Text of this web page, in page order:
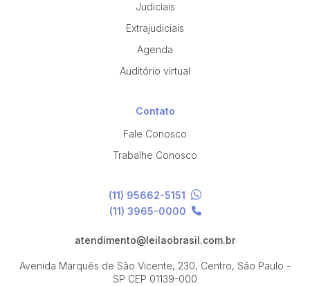
Judiciais
Extrajudiciais
Agenda
Auditório virtual
Contato
Fale Conosco
Trabalhe Conosco
(11) 95662-5151
(11) 3965-0000
atendimento@leilaobrasil.com.br
Avenida Marquês de São Vicente, 230, Centro, São Paulo -
SP CEP 01139-000